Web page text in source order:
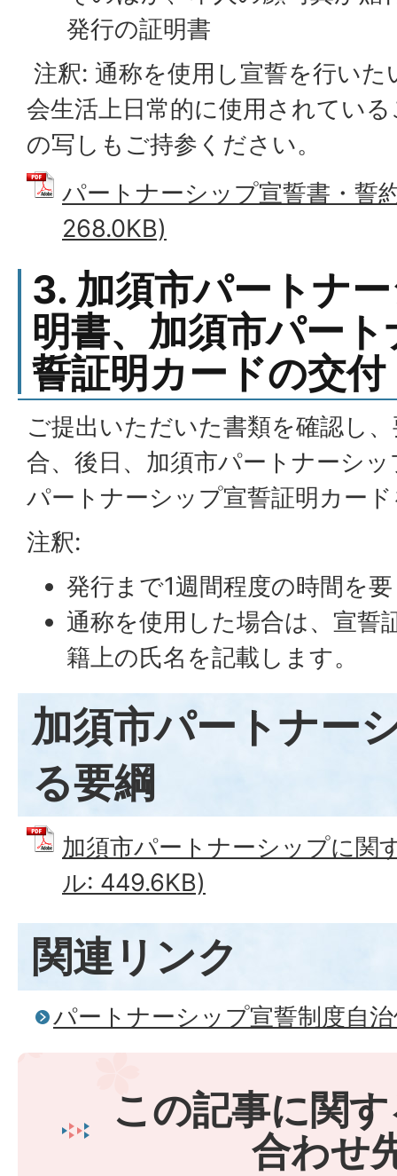
発行の証明書
注釈: 通称を使用し宣誓を行い
会生活上日常的に使用されてい
の写しもご持参ください。
パートナーシップ宣誓書・誓
268.0KB)
3. 加須市パートナ
明書、加須市パー
誓証明カードの交付
ご提出いただいた書類を確認し
合、後日、加須市パートナーシ
パートナーシップ宣誓証明カー
注釈:
発行まで1週間程度の時間を
通称を使用した場合は、宣誓
籍上の氏名を記載します。
加須市パートナー
る要綱
加須市パートナーシップに関
ル: 449.6KB)
関連リンク
パートナーシップ宣誓制度自
この記事に関
合わせ